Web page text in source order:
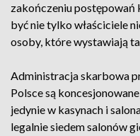
zakończeniu postępowań
być nie tylko właściciele
osoby, które wystawiają
Administracja skarbowa
Polsce są
jedynie w kasynach i
legalnie siedem salonów